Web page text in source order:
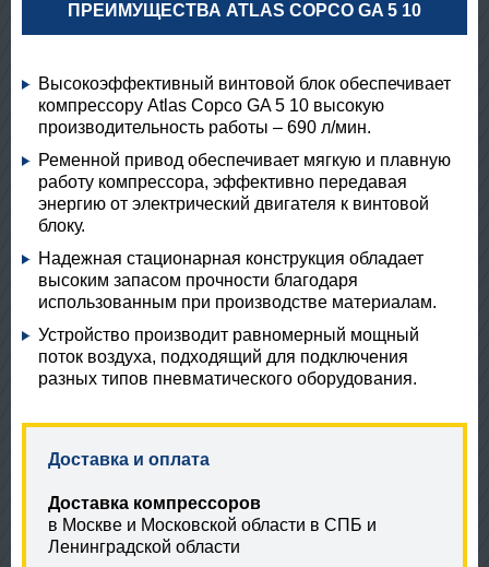
ПРЕИМУЩЕСТВА ATLAS COPCO GA 5 10
Высокоэффективный винтовой блок обеспечивает
компрессору Atlas Copco GA 5 10 высокую
производительность работы – 690 л/мин.
Ременной привод обеспечивает мягкую и плавную
работу компрессора, эффективно передавая
энергию от электрический двигателя к винтовой
блоку.
Надежная стационарная конструкция обладает
высоким запасом прочности благодаря
использованным при производстве материалам.
Устройство производит равномерный мощный
поток воздуха, подходящий для подключения
разных типов пневматического оборудования.
Доставка и оплата
Доставка компрессоров
в Москве и Московской области в СПБ и
Ленинградской области